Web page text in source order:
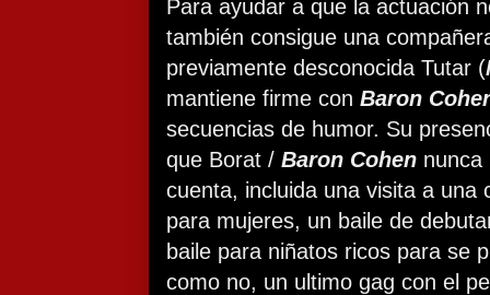
Para ayudar a que la actuación
también consigue una
previamente desconocida Tutar (
mantiene firme con Baron
secuencias de humor. Su
que Borat / Baron Cohen nunca
cuenta, incluida una visita a una
para mujeres, un baile de
baile para niñatos ricos para se
como no, un ultimo gag con el